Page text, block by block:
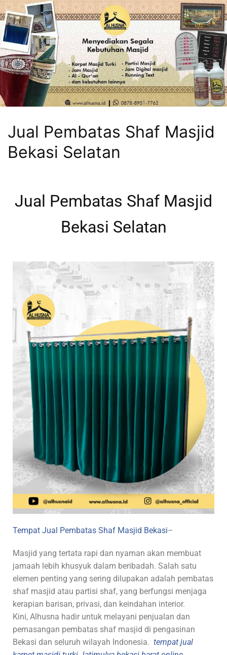
Jual Pembatas Shaf Masjid
Bekasi Selatan
Jual Pembatas Shaf Masjid
Bekasi Selatan
Tempat Jual Pembatas Shaf Masjid Bekasi–
Masjid yang tertata rapi dan nyaman akan membuat
jamaah lebih khusyuk dalam beribadah. Salah satu
elemen penting yang sering dilupakan adalah pembatas
shaf masjid atau partisi shaf, yang berfungsi menjaga
kerapian barisan, privasi, dan keindahan interior.
Kini, Alhusna hadir untuk melayani penjualan dan
pemasangan pembatas shaf masjid di pengasinan
Bekasi dan seluruh wilayah Indonesia. tempat jual